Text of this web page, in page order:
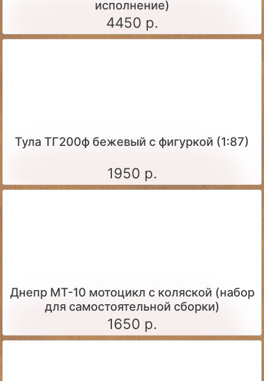
исполнение)
4450 р.
Тула ТГ200ф бежевый с фигуркой (1:87)
1950 р.
Днепр МТ-10 мотоцикл с коляской (набор
для самостоятельной сборки)
1650 р.